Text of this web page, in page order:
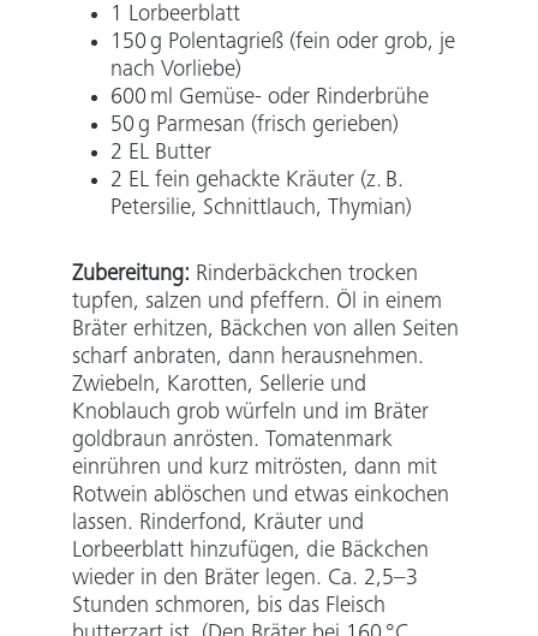
1 Lorbeerblatt
150 g Polentagrieß (fein oder grob, je
nach Vorliebe)
600 ml Gemüse- oder Rinderbrühe
50 g Parmesan (frisch gerieben)
2 EL Butter
2 EL fein gehackte Kräuter (z. B.
Petersilie, Schnittlauch, Thymian)
Zubereitung: Rinderbäckchen trocken
tupfen, salzen und pfeffern. Öl in einem
Bräter erhitzen, Bäckchen von allen Seiten
scharf anbraten, dann herausnehmen.
Zwiebeln, Karotten, Sellerie und
Knoblauch grob würfeln und im Bräter
goldbraun anrösten. Tomatenmark
einrühren und kurz mitrösten, dann mit
Rotwein ablöschen und etwas einkochen
lassen. Rinderfond, Kräuter und
Lorbeerblatt hinzufügen, die Bäckchen
wieder in den Bräter legen. Ca. 2,5–3
Stunden schmoren, bis das Fleisch